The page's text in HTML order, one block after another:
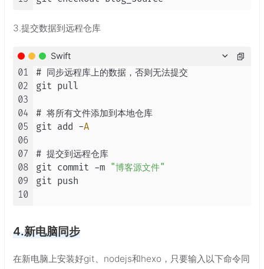
3.提交数据到远程仓库
Swift
01
02
03
04
05
06
07
08
09
10
# 同步远程库上的数据，否则无法提交
git pull
# 将所有文件添加到本地仓库
git add -A
# 提交到远程仓库
git commit -m "博客源文件"
git push
4.新电脑同步
在新电脑上安装好git、nodejs和hexo，只要输入以下命令同